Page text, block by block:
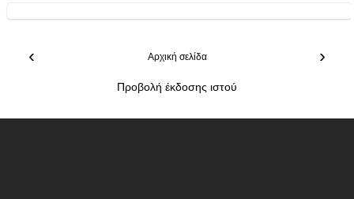
‹ ›
Αρχική σελίδα
Προβολή έκδοσης ιστού